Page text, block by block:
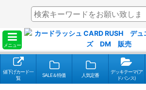
メニュー
値下げカード一
覧
SALE＆特価 人気定番
デッキテーマ(ア
ドバンス)